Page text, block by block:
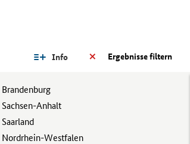
Ergebnisse filtern
Info
Brandenburg
Sachsen-Anhalt
Saarland
Nordrhein-Westfalen